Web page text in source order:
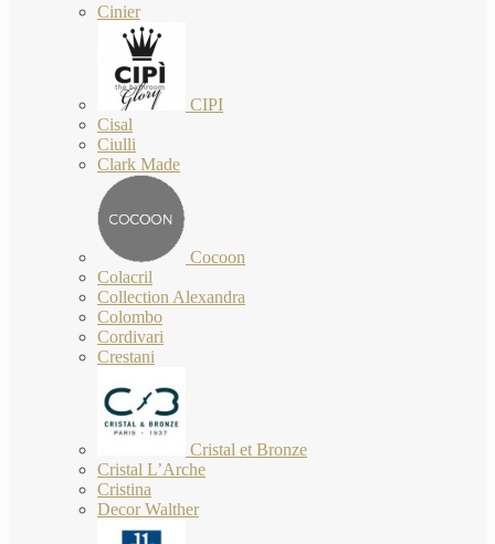
Cinier
CIPI
Cisal
Ciulli
Clark Made
Cocoon
Colacril
Collection Alexandra
Colombo
Cordivari
Crestani
Cristal et Bronze
Cristal L’Arche
Cristina
Decor Walther